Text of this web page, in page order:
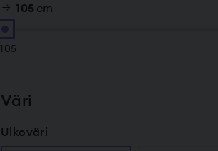
105 cm
105
Väri
Ulkoväri